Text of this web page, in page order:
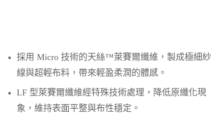
採用 Micro 技術的天絲™萊賽爾纖維，製成極細紗
線與超輕布料，帶來輕盈柔潤的體感。
LF 型萊賽爾纖維經特殊技術處理，降低原纖化現
象，維持表面平整與布性穩定。